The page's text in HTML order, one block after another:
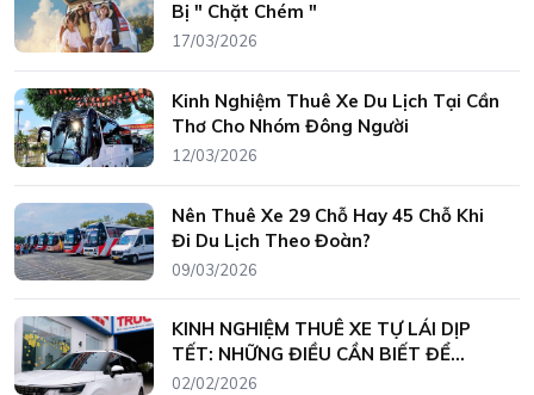
Bị " Chặt Chém "
17/03/2026
Kinh Nghiệm Thuê Xe Du Lịch Tại Cần
Thơ Cho Nhóm Đông Người
12/03/2026
Nên Thuê Xe 29 Chỗ Hay 45 Chỗ Khi
Đi Du Lịch Theo Đoàn?
09/03/2026
KINH NGHIỆM THUÊ XE TỰ LÁI DỊP
TẾT: NHỮNG ĐIỀU CẦN BIẾT ĐỂ
TRÁNH RỦI RO
02/02/2026